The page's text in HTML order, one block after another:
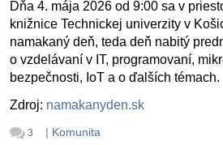
Dňa 4. mája 2026 od 9:00 sa v
knižnice Technickej univerzity v
namakaný deň, teda deň nabitý
o vzdelávaní v IT, programovaní,
bezpečnosti, IoT a o ďalších témach.
Zdroj: namakanyden.sk
3 | Komunita